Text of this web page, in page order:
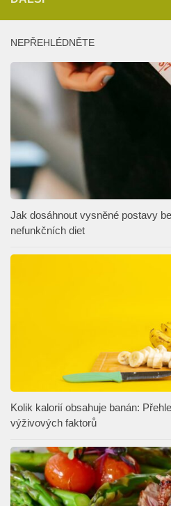
NEPŘEHLÉDNĚTE
Jak dosáhnout vysněné postavy
nefunkčních diet
Kolik kalorií obsahuje banán:
výživových faktorů